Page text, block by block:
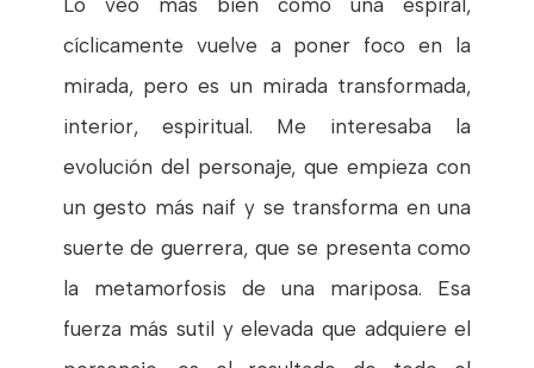
cíclicamente vuelve a poner foco en la
mirada, pero es un mirada transformada,
interior, espiritual. Me interesaba la
evolución del personaje, que empieza con
un gesto más naif y se transforma en una
suerte de guerrera, que se presenta como
la metamorfosis de una mariposa. Esa
fuerza más sutil y elevada que adquiere el